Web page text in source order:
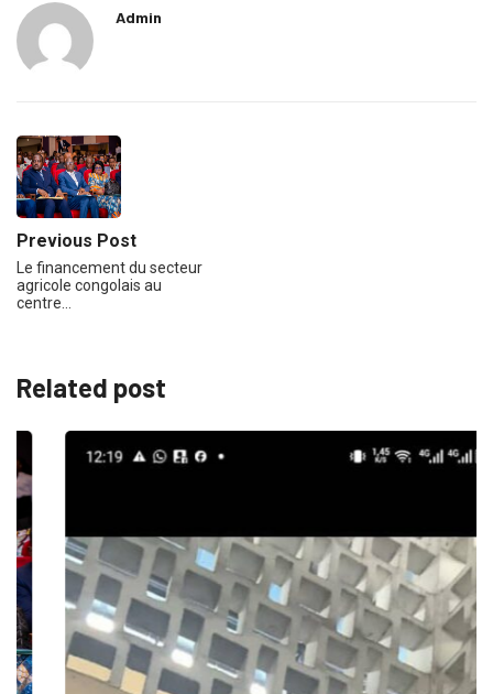
Admin
Previous Post
Le financement du secteur
agricole congolais au
centre…
Related post